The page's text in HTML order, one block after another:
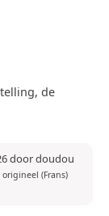
de
door doudou
(Frans)